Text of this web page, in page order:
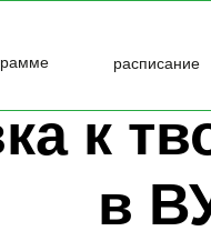
расписание
к
в